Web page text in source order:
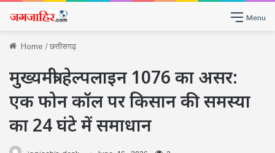
Menu
Home/छत्तीसगढ़
मुख्यमंत्री हेल्पलाइन 1076 का असर:
एक फोन कॉल पर किसान की समस्या
का 24 घंटे में समाधान